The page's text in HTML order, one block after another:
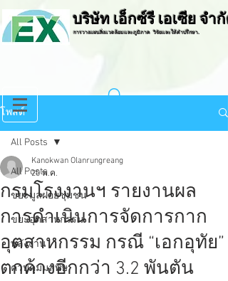
บริษัท เอ็กซ์รี เอเซีย จำกัด
การวางแผนสิ่งแวดล้อมและภูมิภาค วิจัยและให้คำปรึกษา.
โพสต์
All Posts
ขยะมูลฝอยชุมชน
ขยะอุตสาหกรรม
พลังงาน
ควบคุมมลพิษ
All Posts
กรมโรงงานฯ รายงานผล
การดำเนินการจัดการกาก
อุตสาหกรรม กรณี “เอกอุทัย”
ตกค้างอีกกว่า 3.2 พันตัน
Kanokwan Olanrungreang
20 พ.ค.